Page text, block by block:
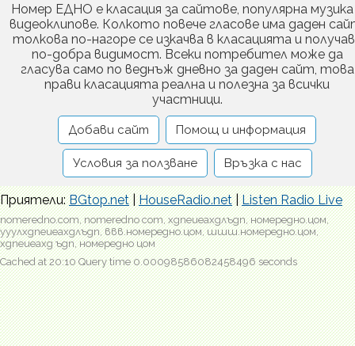
Номер ЕДНО е класация за сайтове, популярна музика
видеоклипове. Колкото повече гласове има даден
толкова по-нагоре се изкачва в класацията и
по-добра видимост. Всеки потребител може да
гласува само по веднъж дневно за даден сайт, това
прави класацията реална и полезна за всички
участници.
Добави сайт Помощ и информация
Условия за ползване Връзка с нас
Приятели:BGtop.net|HouseRadio.net|Listen Radio Live
nomeredno.com, nomeredno com, хдпеиеахдлъдп, номередно.цом,
ууулхдпеиеахдлъдп, ввв.номередно.цом, шшш.номередно.цом,
хдпеиеахд ъдп, номередно цом
Cached at 20:10 Query time 0.00098586082458496 seconds